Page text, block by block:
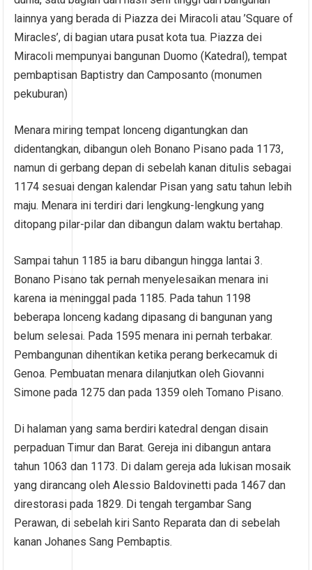
lainnya yang berada di Piazza dei Miracoli atau ’Square of
Miracles’, di bagian utara pusat kota tua. Piazza dei
Miracoli mempunyai bangunan Duomo (Katedral), tempat
pembaptisan Baptistry dan Camposanto (monumen
pekuburan)
Menara miring tempat lonceng digantungkan dan
didentangkan, dibangun oleh Bonano Pisano pada 1173,
namun di gerbang depan di sebelah kanan ditulis sebagai
1174 sesuai dengan kalendar Pisan yang satu tahun lebih
maju. Menara ini terdiri dari lengkung-lengkung yang
ditopang pilar-pilar dan dibangun dalam waktu bertahap.
Sampai tahun 1185 ia baru dibangun hingga lantai 3.
Bonano Pisano tak pernah menyelesaikan menara ini
karena ia meninggal pada 1185. Pada tahun 1198
beberapa lonceng kadang dipasang di bangunan yang
belum selesai. Pada 1595 menara ini pernah terbakar.
Pembangunan dihentikan ketika perang berkecamuk di
Genoa. Pembuatan menara dilanjutkan oleh Giovanni
Simone pada 1275 dan pada 1359 oleh Tomano Pisano.
Di halaman yang sama berdiri katedral dengan disain
perpaduan Timur dan Barat. Gereja ini dibangun antara
tahun 1063 dan 1173. Di dalam gereja ada lukisan mosaik
yang dirancang oleh Alessio Baldovinetti pada 1467 dan
direstorasi pada 1829. Di tengah tergambar Sang
Perawan, di sebelah kiri Santo Reparata dan di sebelah
kanan Johanes Sang Pembaptis.